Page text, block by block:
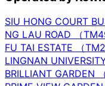
SIU HONG COURT
NG LAU ROAD （
FU TAI ESTATE （
LINGNAN
BRILLIANT GARDEN